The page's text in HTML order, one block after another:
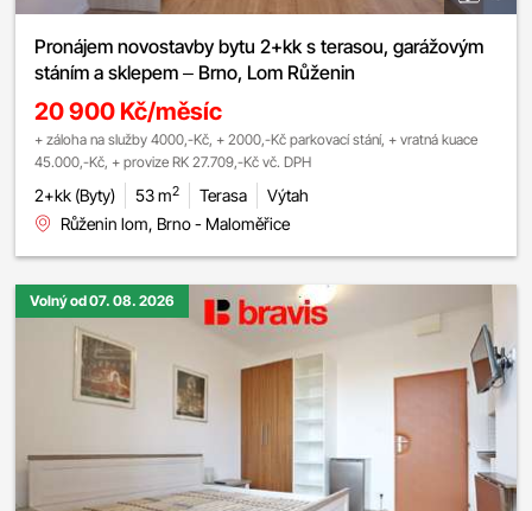
Pronájem novostavby bytu 2+kk s terasou, garážovým
stáním a sklepem – Brno, Lom Růženin
20 900 Kč/měsíc
+ záloha na služby 4000,-Kč, + 2000,-Kč parkovací stání, + vratná kuace
45.000,-Kč, + provize RK 27.709,-Kč vč. DPH
2+kk (Byty) 53 m2 Terasa
Výtah
Růženin lom, Brno - Maloměřice
Volný od 07. 08. 2026